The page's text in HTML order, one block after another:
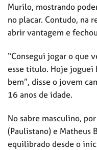
Murilo, mostrando
no placar. Contudo, na
abrir vantagem e
“Consegui jogar o que
esse título. Hoje
bem”, disse o jovem
16 anos de idade.
No sabre masculino,
(Paulistano) e Matheus
equilibrado desde o